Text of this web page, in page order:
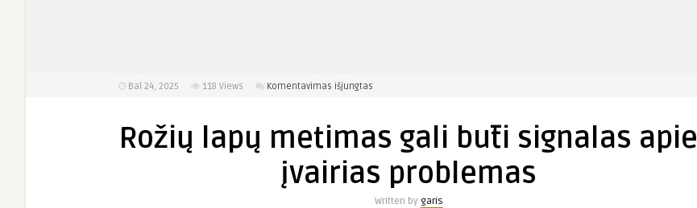
Bal 24, 2025 118 Views Komentavimas išjungtas
metimas
būti
signalas
Rožių lapų metimas gali būti signalas apie
įvairias problemas
Written by garis